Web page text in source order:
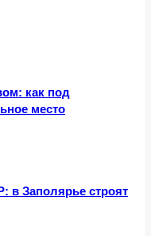
как под
место
в Заполярье строят